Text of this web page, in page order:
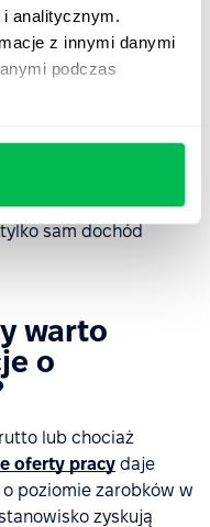
analitycznym.
z innymi danymi
podczas
o koszty
następnie potrącane
podczas
zdolności
mogą brać pod
sam dochód
warto
o
lub chociaż
oferty pracy daje
poziomie zarobków w
zyskują